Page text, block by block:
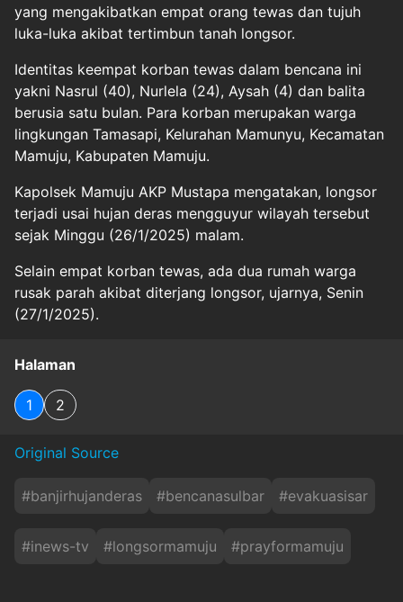
yang mengakibatkan empat orang tewas dan tujuh
luka-luka akibat tertimbun tanah longsor.
Identitas keempat korban tewas dalam bencana ini
yakni Nasrul (40), Nurlela (24), Aysah (4) dan balita
berusia satu bulan. Para korban merupakan warga
lingkungan Tamasapi, Kelurahan Mamunyu, Kecamatan
Mamuju, Kabupaten Mamuju.
Kapolsek Mamuju AKP Mustapa mengatakan, longsor
terjadi usai hujan deras mengguyur wilayah tersebut
sejak Minggu (26/1/2025) malam.
Selain empat korban tewas, ada dua rumah warga
rusak parah akibat diterjang longsor, ujarnya, Senin
(27/1/2025).
Halaman
1 2
Original Source
#banjirhujanderas #bencanasulbar #evakuasisar
#inews-tv #longsormamuju #prayformamuju